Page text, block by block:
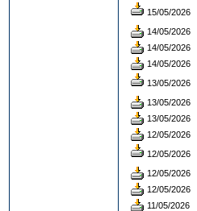
15/05/2026
14/05/2026
14/05/2026
14/05/2026
13/05/2026
13/05/2026
13/05/2026
12/05/2026
12/05/2026
12/05/2026
12/05/2026
11/05/2026